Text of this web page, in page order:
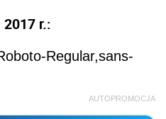
r.:
Regular,sans-
AUTOPROMOCJA